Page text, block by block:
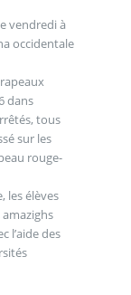
vendredi à
occidentale
dans
tous
sur les
rouge-
les élèves
l’aide des